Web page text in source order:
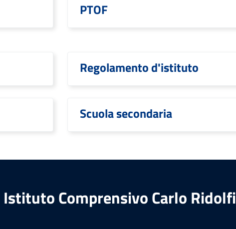
PTOF
Regolamento d'istituto
Scuola secondaria
Istituto Comprensivo Carlo Ridolfi